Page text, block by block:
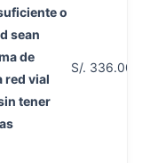
o
sean
de
red vial
tener
S/. 336.00